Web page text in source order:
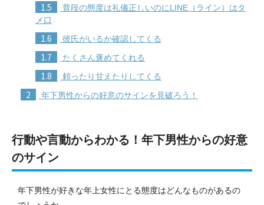
1.5
普段の態度は礼儀正しいのにLINE（ライン）はタ
メ口
1.6 彼氏がいるか確認してくる
1.7 たくさん褒めてくれる
1.8 頼ったり甘えたりしてくる
2 年下男性からの好意のサインを見破ろう！
行動や言動からわかる！年下男性からの好意
のサイン
年下男性が好きな年上女性にとる態度はどんなものがあるの